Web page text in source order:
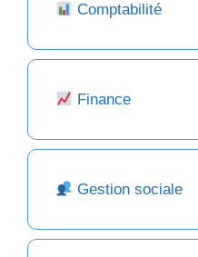
Comptabilité
Finance
Gestion sociale